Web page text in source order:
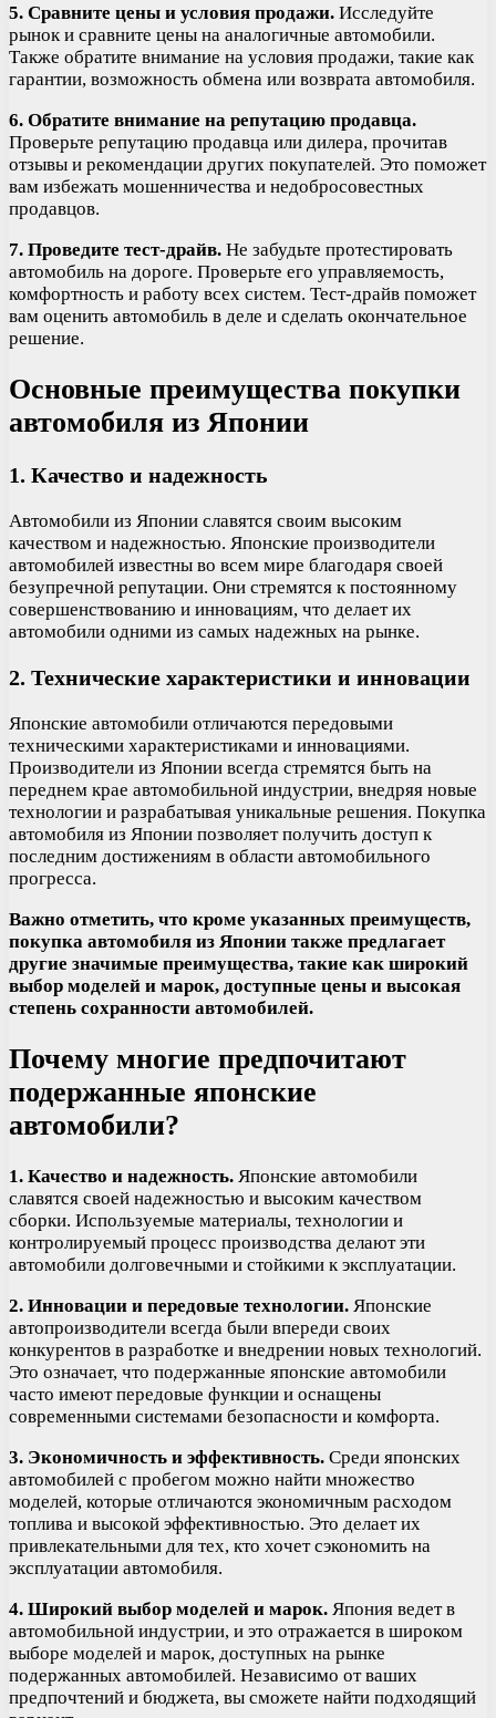
5. Сравните цены и условия продажи. Исследуйте
рынок и сравните цены на аналогичные автомобили.
Также обратите внимание на условия продажи, такие как
гарантии, возможность обмена или возврата автомобиля.
6. Обратите внимание на репутацию продавца.
Проверьте репутацию продавца или дилера, прочитав
отзывы и рекомендации других покупателей. Это поможет
вам избежать мошенничества и недобросовестных
продавцов.
7. Проведите тест-драйв. Не забудьте протестировать
автомобиль на дороге. Проверьте его управляемость,
комфортность и работу всех систем. Тест-драйв поможет
вам оценить автомобиль в деле и сделать окончательное
решение.
Основные преимущества покупки
автомобиля из Японии
1. Качество и надежность
Автомобили из Японии славятся своим высоким
качеством и надежностью. Японские производители
автомобилей известны во всем мире благодаря своей
безупречной репутации. Они стремятся к постоянному
совершенствованию и инновациям, что делает их
автомобили одними из самых надежных на рынке.
2. Технические характеристики и инновации
Японские автомобили отличаются передовыми
техническими характеристиками и инновациями.
Производители из Японии всегда стремятся быть на
переднем крае автомобильной индустрии, внедряя новые
технологии и разрабатывая уникальные решения. Покупка
автомобиля из Японии позволяет получить доступ к
последним достижениям в области автомобильного
прогресса.
Важно отметить, что кроме указанных преимуществ,
покупка автомобиля из Японии также предлагает
другие значимые преимущества, такие как широкий
выбор моделей и марок, доступные цены и высокая
степень сохранности автомобилей.
Почему многие предпочитают
подержанные японские
автомобили?
1. Качество и надежность. Японские автомобили
славятся своей надежностью и высоким качеством
сборки. Используемые материалы, технологии и
контролируемый процесс производства делают эти
автомобили долговечными и стойкими к эксплуатации.
2. Инновации и передовые технологии. Японские
автопроизводители всегда были впереди своих
конкурентов в разработке и внедрении новых технологий.
Это означает, что подержанные японские автомобили
часто имеют передовые функции и оснащены
современными системами безопасности и комфорта.
3. Экономичность и эффективность. Среди японских
автомобилей с пробегом можно найти множество
моделей, которые отличаются экономичным расходом
топлива и высокой эффективностью. Это делает их
привлекательными для тех, кто хочет сэкономить на
эксплуатации автомобиля.
4. Широкий выбор моделей и марок. Япония ведет в
автомобильной индустрии, и это отражается в широком
выборе моделей и марок, доступных на рынке
подержанных автомобилей. Независимо от ваших
предпочтений и бюджета, вы сможете найти подходящий